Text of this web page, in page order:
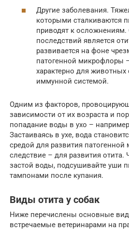
Другие заболевания.
которыми сталкиваются
приводят к
последствий является
развивается на фоне
патогенной микрофлоры
характерно для животных
иммунной системой.
Одним из факторов,
зависимости от их возраста и
попадание воды в ухо –
Застаиваясь в ухе, вода
средой для развития
следствие – для развития отита.
застой воды, подсушивайте уши
тампонами после купания.
Виды отита у собак
Ниже перечислены основные
встречаемые ветеринарами на